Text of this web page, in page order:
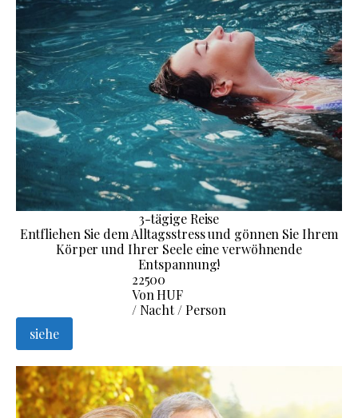
3-tägige Reise
Entfliehen Sie dem Alltagsstress und gönnen Sie Ihrem
Körper und Ihrer Seele eine verwöhnende
Entspannung!
22500
Von HUF
/ Nacht / Person
siehe